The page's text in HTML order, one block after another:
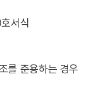
서식
를 준용하는 경우